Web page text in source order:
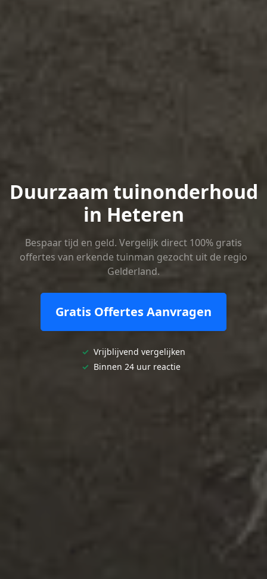
Duurzaam tuinonderhoud
in Heteren
Bespaar tijd en geld. Vergelijk direct 100% gratis
offertes van erkende tuinman gezocht uit de regio
Gelderland.
Gratis Offertes Aanvragen
✓ Vrijblijvend vergelijken
✓ Binnen 24 uur reactie